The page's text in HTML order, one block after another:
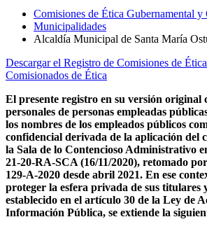
Comisiones de Ética Gubernamental y
Municipalidades
Alcaldía Municipal de Santa María
Descargar el Registro de Comisiones de
Comisionados de Ética
El presente registro en su versión original
personales de personas empleadas
los nombres de los empleados públicos
confidencial derivada de la aplicación del
la Sala de lo Contencioso Administrativo
21-20-RA-SCA (16/11/2020), retomado
129-A-2020 desde abril 2021. En ese
proteger la esfera privada de sus titulares
establecido en el artículo 30 de la Ley de
Información Pública, se extiende la